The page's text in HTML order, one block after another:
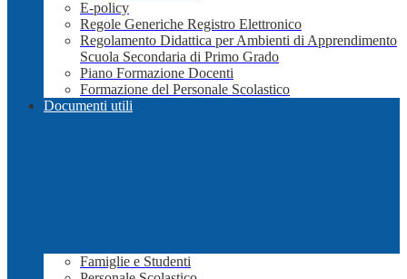
E-policy
Regole Generiche Registro Elettronico
Regolamento Didattica per Ambienti di Apprendimento
Scuola Secondaria di Primo Grado
Piano Formazione Docenti
Formazione del Personale Scolastico
Documenti utili
Famiglie e Studenti